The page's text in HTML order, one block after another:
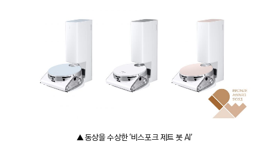
▲ 동상을 수상한 ‘비스포크 제트 봇 AI’